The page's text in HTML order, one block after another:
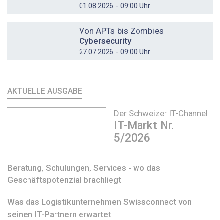
01.08.2026 - 09:00 Uhr
Von APTs bis Zombies
Cybersecurity
27.07.2026 - 09:00 Uhr
AKTUELLE AUSGABE
Der Schweizer IT-Channel
IT-Markt Nr.
5/2026
Beratung, Schulungen, Services - wo das
Geschäftspotenzial brachliegt
Was das Logistikunternehmen Swissconnect von
seinen IT-Partnern erwartet